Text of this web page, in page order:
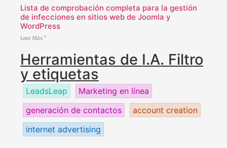
Lista de comprobación completa para la gestión
de infecciones en sitios web de Joomla y
WordPress
Leer Más "
Herramientas de I.A. Filtro
y etiquetas
LeadsLeap
Marketing en línea
generación de contactos
account creation
internet advertising